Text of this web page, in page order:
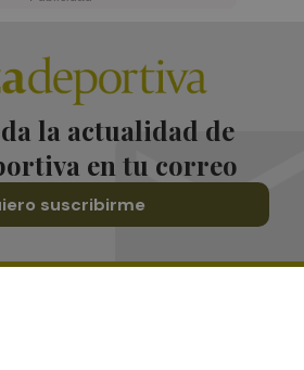
la actualidad de
en tu correo
suscribirme